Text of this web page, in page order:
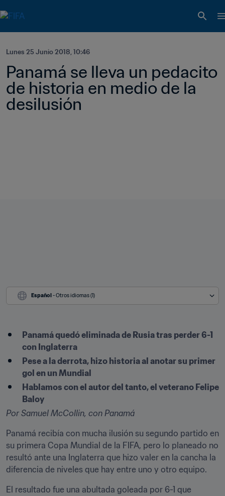
Lunes 25 Junio 2018, 10:46
Panamá se lleva un pedacito
de historia en medio de la
desilusión
Español - Otros idiomas (1)
​Panamá quedó eliminada de Rusia tras perder 6-1
con Inglaterra
Pese a la derrota, hizo historia al anotar su primer
gol en un Mundial
Hablamos con el autor del tanto, el veterano Felipe
Baloy
Por Samuel McCollin, con Panamá
Panamá recibía con mucha ilusión su segundo partido en
su primera Copa Mundial de la FIFA, pero lo planeado no
resultó ante una Inglaterra que hizo valer en la cancha la
diferencia de niveles que hay entre uno y otro equipo.
El resultado fue una abultada goleada por 6-1 que